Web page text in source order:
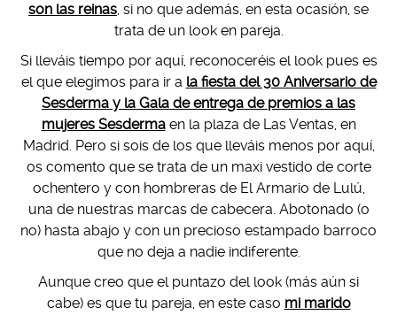
son las reinas, si no que además, en esta ocasión, se
trata de un look en pareja.
Si lleváis tiempo por aquí, reconoceréis el look pues es
el que elegimos para ir a la fiesta del 30 Aniversario de
Sesderma y la Gala de entrega de premios a las
mujeres Sesdermaen la plaza de Las Ventas, en
Madrid. Pero si sois de los que lleváis menos por aquí,
os comento que se trata de un maxi vestido de corte
ochentero y con hombreras de El Armario de Lulú,
una de nuestras marcas de cabecera. Abotonado (o
no) hasta abajo y con un precioso estampado barroco
que no deja a nadie indiferente.
Aunque creo que el puntazo del look (más aún si
cabe) es que tu pareja, en este caso mi marido